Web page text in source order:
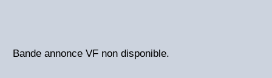
Bande annonce VF non disponible.